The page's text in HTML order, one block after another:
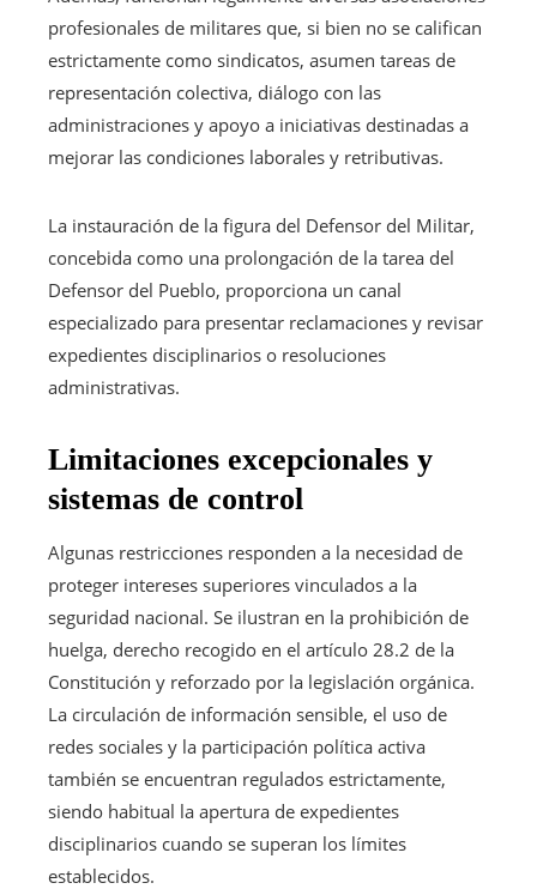
profesionales de militares que, si bien no se califican
estrictamente como sindicatos, asumen tareas de
representación colectiva, diálogo con las
administraciones y apoyo a iniciativas destinadas a
mejorar las condiciones laborales y retributivas.
La instauración de la figura del Defensor del Militar,
concebida como una prolongación de la tarea del
Defensor del Pueblo, proporciona un canal
especializado para presentar reclamaciones y revisar
expedientes disciplinarios o resoluciones
administrativas.
Limitaciones excepcionales y
sistemas de control
Algunas restricciones responden a la necesidad de
proteger intereses superiores vinculados a la
seguridad nacional. Se ilustran en la prohibición de
huelga, derecho recogido en el artículo 28.2 de la
Constitución y reforzado por la legislación orgánica.
La circulación de información sensible, el uso de
redes sociales y la participación política activa
también se encuentran regulados estrictamente,
siendo habitual la apertura de expedientes
disciplinarios cuando se superan los límites
establecidos.